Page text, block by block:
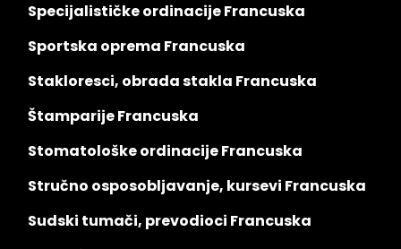
Specijalističke ordinacije Francuska
Sportska oprema Francuska
Stakloresci, obrada stakla Francuska
Štamparije Francuska
Stomatološke ordinacije Francuska
Stručno osposobljavanje, kursevi Francuska
Sudski tumači, prevodioci Francuska